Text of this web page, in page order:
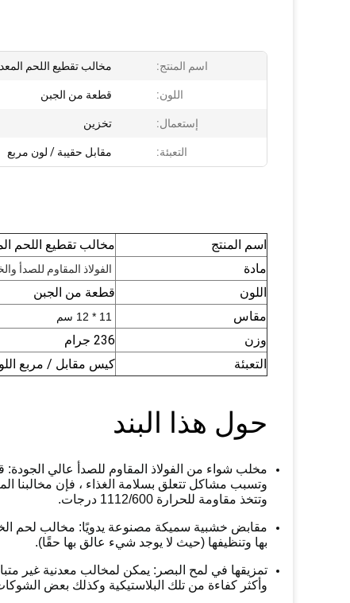
اسم المنتج: مخالب تقطيع اللحم
اللون: قطعة من الجبن
إستعمال: تخزين
التعبئة: مقابل حقيبة / لون مربع
اسم المنتج
مخالب تقطيع اللحم
مادة
الفولاذ المقاوم للصدأ
اللون
قطعة من الجبن
مقاس
11 * 12 سم
وزن
236 جرام
التعبئة
كيس مقابل / مربع
حول هذا البند
مخلب شواء من الفولاذ المقاوم للصدأ عالي الجودة:
وتتخذ مقاومة للحرارة 1112/600 درجات.
مقابض خشبية سميكة مصنوعة يدويًا: مخالب لحم
بها وتنظيفها (حيث لا يوجد شيء عالق بها حقًا).
تمزيقها في لمح البصر: يمكن لمخالب معدنية غير
وأكثر كفاءة من تلك البلاستيكية وكذلك بعض